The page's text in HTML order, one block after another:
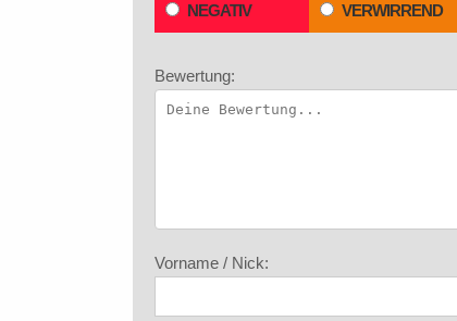
NEGATIV VERWIRREND
Bewertung:
Vorname / Nick: